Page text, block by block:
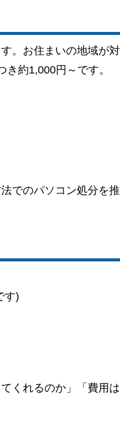
。お住まいの地域が
約1,000円～です。
でのパソコン処分を
す)
くれるのか」「費用